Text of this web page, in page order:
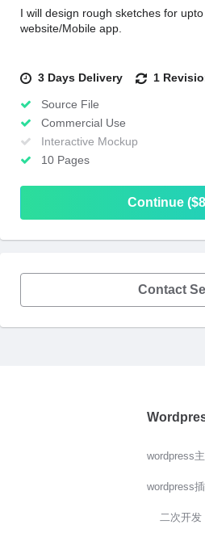
I will design rough sketches for
website/Mobile app.
3 Days Delivery 1
Source File
Commercial Use
Interactive Mockup
10 Pages
Continue
Contact
wordpress
wordpress
二次开发